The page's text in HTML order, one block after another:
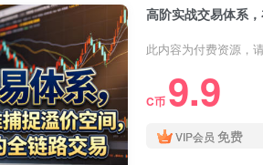
此内容为付费资源，
C币 9.9
VIP会员 免费